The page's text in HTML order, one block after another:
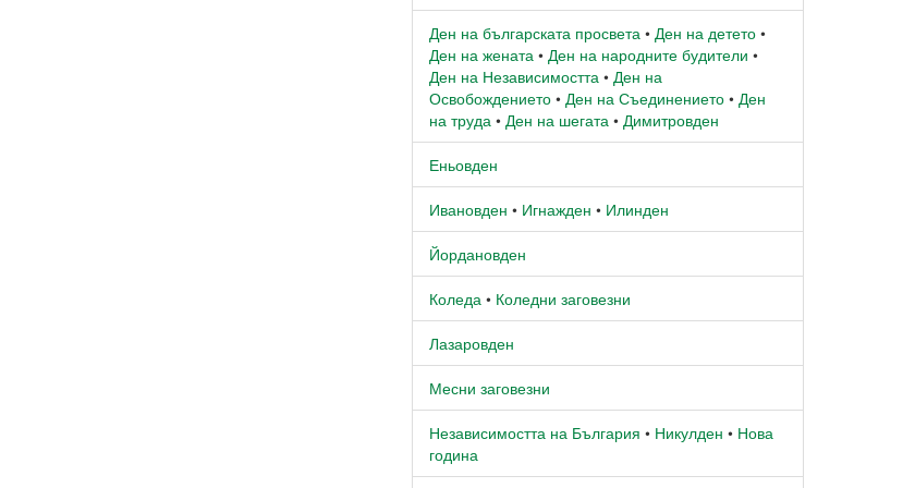
Ден на българската просвета • Ден на детето •
Ден на жената • Ден на народните будители •
Ден на Независимостта • Ден на
Освобождението • Ден на Съединението • Ден
на труда • Ден на шегата • Димитровден
Еньовден
Ивановден • Игнажден • Илинден
Йордановден
Коледа • Коледни заговезни
Лазаровден
Месни заговезни
Независимостта на България • Никулден • Нова
година